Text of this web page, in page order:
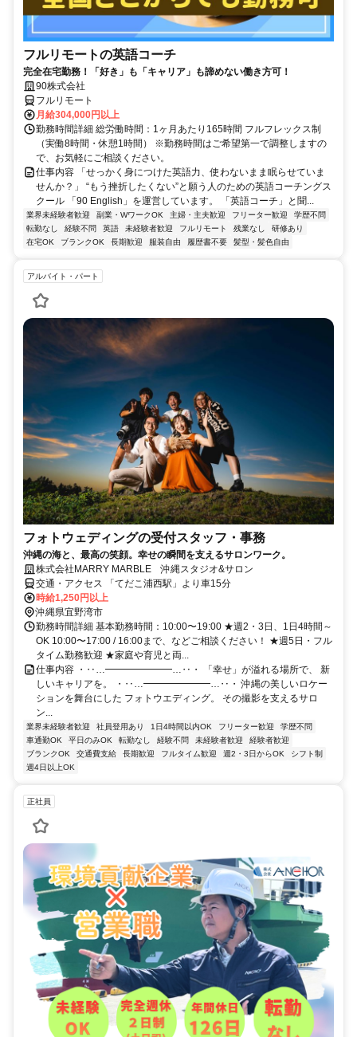
フルリモートの英語コーチ
完全在宅勤務！「好き」も「キャリア」も諦めない働き方可！
90株式会社
フルリモート
月給304,000円以上
勤務時間詳細 総労働時間：1ヶ月あたり165時間 フルフレックス制
（実働8時間・休憩1時間） ※勤務時間はご希望第一で調整しますの
で、お気軽にご相談ください。
仕事内容 「せっかく身につけた英語力、使わないまま眠らせていま
せんか？」 “もう挫折したくない”と願う人のための英語コーチングス
クール 「90 English」を運営しています。 「英語コーチ」と聞...
業界未経験者歓迎 副業・WワークOK 主婦・主夫歓迎 フリーター歓迎
学歴不問
転勤なし
経験不問 英語 未経験者歓迎 フルリモート 残業なし
研修あり
在宅OK
ブランクOK 長期歓迎 服装自由 履歴書不要 髪型・髪色自由
アルバイト・パート
フォトウェディングの受付スタッフ・事務
沖縄の海と、最高の笑顔。幸せの瞬間を支えるサロンワーク。
株式会社MARRY MARBLE 沖縄スタジオ&サロン
交通・アクセス 「てだこ浦西駅」より車15分
時給1,250円以上
沖縄県宜野湾市
勤務時間詳細 基本勤務時間：10:00〜19:00 ★週2・3日、1日4時間～
OK 10:00〜17:00 / 16:00まで、などご相談ください！ ★週5日・フル
タイム勤務歓迎 ★家庭や育児と両...
仕事内容 ・‥…━━━━━━━…‥・ 「幸せ」が溢れる場所で、 新
しいキャリアを。 ・‥…━━━━━━━…‥・ 沖縄の美しいロケー
ションを舞台にした フォトウエディング。 その撮影を支えるサロ
ン...
業界未経験者歓迎 社員登用あり 1日4時間以内OK フリーター歓迎
学歴不問
車通勤OK
平日のみOK 転勤なし 経験不問 未経験者歓迎
経験者歓迎
ブランクOK
交通費支給 長期歓迎 フルタイム歓迎 週2・3日からOK
シフト制
週4日以上OK
正社員